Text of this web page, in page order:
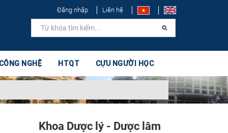
Đăng nhập Liên hệ
NGHỆ HTQT CỰU NGƯỜI HỌC
Khoa Dược lý - Dược lâm